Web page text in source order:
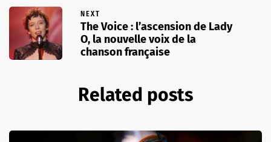
NEXT
The Voice : l’ascension de Lady
O, la nouvelle voix de la
chanson française
Related posts